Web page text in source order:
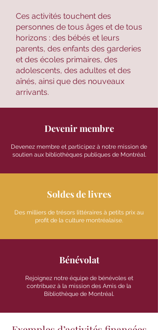
Ces activités touchent des
personnes de tous âges et de tous
horizons : des bébés et leurs
parents, des enfants des garderies
et des écoles primaires, des
adolescents, des adultes et des
aînés, ainsi que des nouveaux
arrivants.
Devenir membre
Devenez membre et participez à notre mission de
soutien aux bibliothèques publiques de Montréal.
Soldes de livres
Des milliers de trésors littéraires à petits prix au
profit de la culture montréalaise.
Bénévolat
Rejoignez notre équipe de bénévoles et
contribuez à la mission des Amis de la
Bibliothèque de Montréal.